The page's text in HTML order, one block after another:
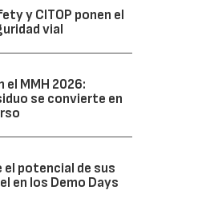
y CITOP ponen el
vial
el MMH 2026:
se convierte en
el potencial de sus
en los Demo Days